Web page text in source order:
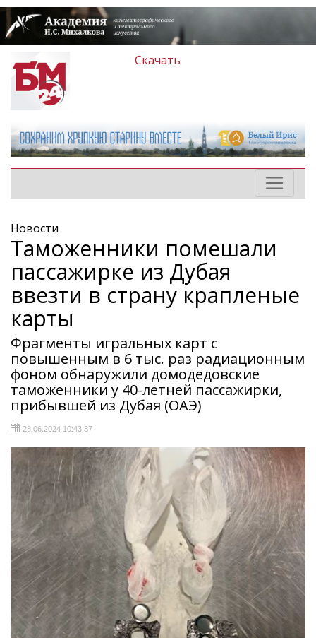
Скачать
Новости
Таможенники помешали
пассажирке из Дубая
ввезти в страну крапленые
карты
Фрагменты игральных карт с
повышенным в 6 тыс. раз радиационным
фоном обнаружили домодедовские
таможенники у 40-летней пассажирки,
прибывшей из Дубая (ОАЭ)
28.06.2024 10:43:37